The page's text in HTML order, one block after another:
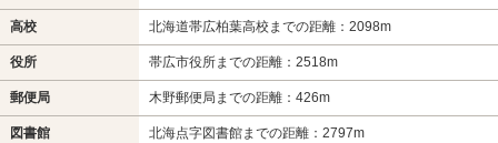
高校 北海道帯広柏葉高校までの距離：2098m
役所 帯広市役所までの距離：2518m
郵便局 木野郵便局までの距離：426m
図書館 北海点字図書館までの距離：2797m